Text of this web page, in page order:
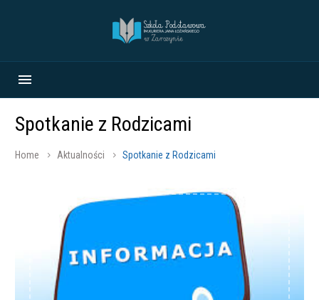
Spotkanie z Rodzicami
Home Aktualności Spotkanie z Rodzicami